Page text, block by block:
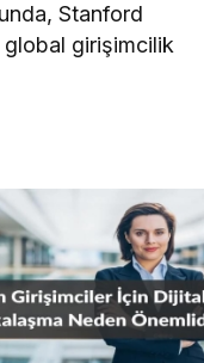
Stanford
global girişimcilik